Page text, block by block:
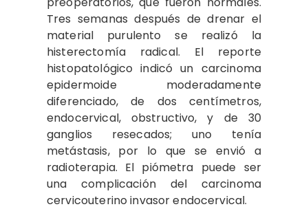
Tres semanas después de drenar el
material purulento se realizó la
histerectomía radical. El reporte
histopatológico indicó un carcinoma
epidermoide moderadamente
diferenciado, de dos centímetros,
endocervical, obstructivo, y de 30
ganglios resecados; uno tenía
metástasis, por lo que se envió a
radioterapia. El piómetra puede ser
una complicación del carcinoma
cervicouterino invasor endocervical.